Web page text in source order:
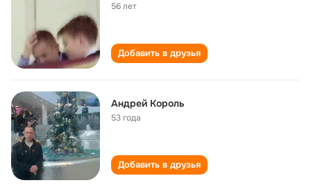
56 лет
Добавить в друзья
Андрей Король
53 года
Добавить в друзья